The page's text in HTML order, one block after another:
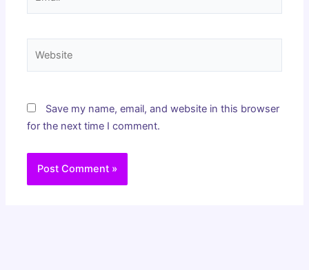
Save my name, email, and website in this browser
for the next time I comment.